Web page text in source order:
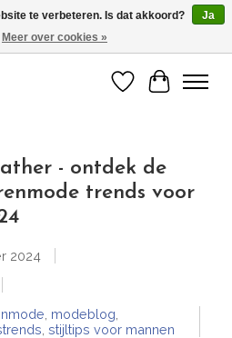
& online
Verlanglijst
- ontdek de
trends voor
2024
modeblog
stijltips voor mannen
te verbeteren. Is dat akkoord?
Ja
Meer over cookies »